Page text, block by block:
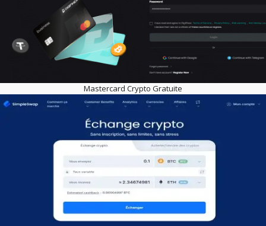
Mastercard Crypto Gratuite